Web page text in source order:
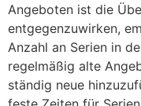
Angeboten ist die
entgegenzuwirken,
Anzahl an Serien in
regelmäßig alte
ständig neue